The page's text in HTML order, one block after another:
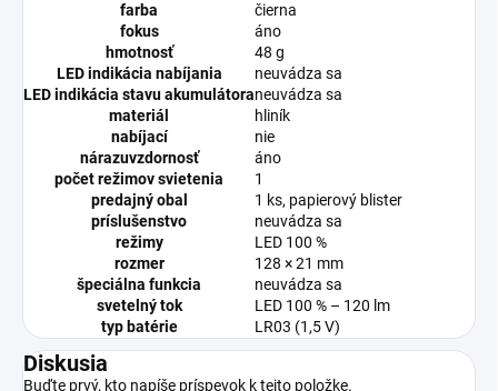
farba
čierna
fokus
áno
hmotnosť
48 g
LED indikácia nabíjania
neuvádza sa
LED indikácia stavu akumulátoraneuvádza sa
materiál
hliník
nabíjací
nie
nárazuvzdornosť
áno
počet režimov svietenia
1
predajný obal
1 ks, papierový blister
príslušenstvo
neuvádza sa
režimy
LED 100 %
rozmer
128 × 21 mm
špeciálna funkcia
neuvádza sa
svetelný tok
LED 100 % – 120 lm
typ batérie
LR03 (1,5 V)
Diskusia
Buďte prvý, kto napíše príspevok k tejto položke.